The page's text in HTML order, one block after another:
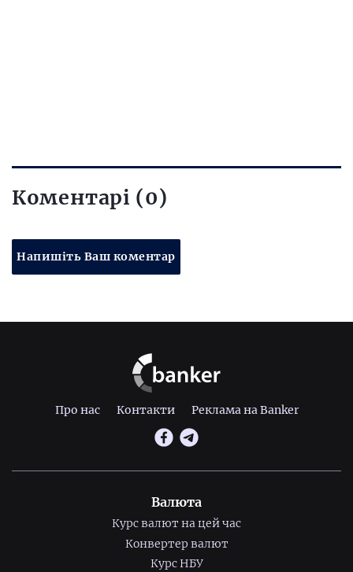
Коментарі (0)
Напишіть Ваш коментар
Про нас Контакти Реклама на Banker
Валюта
Курс валют на цей час
Конвертер валют
Курс НБУ